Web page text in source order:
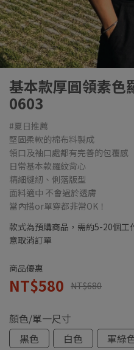
基本款厚圓領素色
0603
#夏日推薦
堅固柔軟的棉布料製成
領口及袖口處都有完善的包覆感
日常基本款羅紋背心
精細縫紉、俐落版型
面料適中 不會過於透膚
當內搭or單穿都非常OK！
款式為預購商品，需約5-20個
意取消訂單
商品優惠
NT$580 NT$680
顏色/單一尺寸
黑色
白色 軍綠